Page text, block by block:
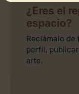
¿Eres el
espacio?
Reclámalo
perfil,
arte.